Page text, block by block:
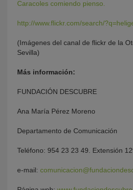
Caracoles comiendo pienso.
http://www.flickr.com/search/
(Imágenes del canal de flickr de la
Sevilla)
Más información:
FUNDACIÓN DESCUBRE
Ana María Pérez Moreno
Departamento de Comunicación
Teléfono: 954 23 23 49. Extensión
e-mail: